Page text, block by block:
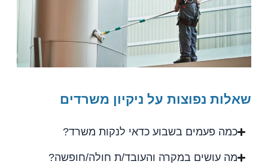
שאלות נפוצות על ניקיון משרדים
כמה פעמים בשבוע כדאי לנקות משרד?
מה עושים במקרה והעובד/ת חולה/חופשה?